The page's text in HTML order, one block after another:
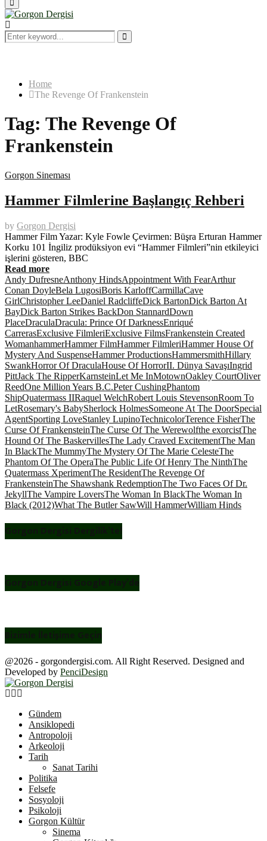
Primary
Menu
Search
for:
Search
Home
The Revenge Of Frankenstein
Tag: The Revenge Of
Frankenstein
Gorgon Sineması
Hammer Filmlerine Başlangıç Rehberi
by Gorgon Dergisi
Hammer Film Yazar: Kyle Fowle Çevirmen: Büşra Erturan Hammer
Korku 101 İngiliz prodüksiyon evi “Hammer Filmleri”nin etkileyici
işlerini gösteren, BBC
Read more
Andy DufresneAnthony HindsAppointment With FearArthur
Conan DoyleBela LugosiBoris KarloffCarmillaCave
GirlChristopher LeeDaniel RadcliffeDick BartonDick Barton At
BayDick Barton Strikes BackDon StannardDown
PlaceDraculaDracula: Prince Of DarknessEnriqué
CarrerasExclusive FilmleriExclusive FilmsFrankenstein Created
WomanhammerHammer FilmHammer FilmleriHammer House Of
Mystery And SuspenseHammer ProductionsHammersmithHillary
SwankHorror Of DraculaHouse Of HorrorII. Dünya SavaşıIngrid
PittJack The RipperKarnsteinLet Me InMotownOakley CourtOliver
ReedOne Million Years B.C.Peter CushingPhantom
ShipQuatermass IIRaquel WelchRobert Louis StevensonRoom To
LetRosemary's BabySherlock HolmesSomeone At The DoorSpecial
AgentSporting LoveStanley LupinoTechnicolorTerence FisherThe
Curse Of FrankensteinThe Curse Of The Werewolfthe exorcistThe
Hound Of The BaskervillesThe Lady Craved ExcitementThe Man
In BlackThe MummyThe Mystery Of The Marie CelesteThe
Phantom Of The OperaThe Public Life Of Henry The NinthThe
Quatermass XperimentThe ResidentThe Revenge Of
FrankensteinThe Shawshank RedemptionThe Two Faces Of Dr.
JekyllThe Vampire LoversThe Woman In BlackThe Woman In
Black (2012)What The Butler SawWill HammerWilliam Hinds
Gorgon Dergisi Dergilik’te!
Gorgon Dergisi Google Play’de
Bizimle İletişime Geçin
@2026 - gorgondergisi.com. All Right Reserved. Designed and
Developed by PenciDesign
Facebook
Twitter
Gündem
Ansiklopedi
Antropoloji
Arkeoloji
Tarih
Sanat Tarihi
Politika
Felsefe
Sosyoloji
Psikoloji
Gorgon Kültür
Sinema